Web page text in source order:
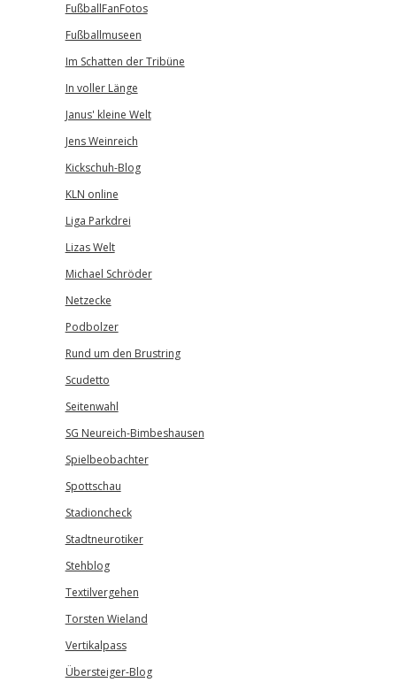
FußballFanFotos
Fußballmuseen
Im Schatten der Tribüne
In voller Länge
Janus' kleine Welt
Jens Weinreich
Kickschuh-Blog
KLN online
Liga Parkdrei
Lizas Welt
Michael Schröder
Netzecke
Podbolzer
Rund um den Brustring
Scudetto
Seitenwahl
SG Neureich-Bimbeshausen
Spielbeobachter
Spottschau
Stadioncheck
Stadtneurotiker
Stehblog
Textilvergehen
Torsten Wieland
Vertikalpass
Übersteiger-Blog